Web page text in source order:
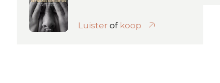
Luisterof koop